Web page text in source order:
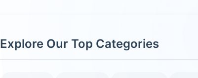
Explore Our Top Categories